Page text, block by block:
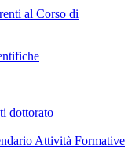
al Corso di
dottorato
Attività Formative